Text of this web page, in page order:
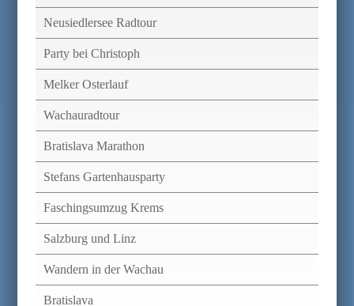
Neusiedlersee Radtour
Party bei Christoph
Melker Osterlauf
Wachauradtour
Bratislava Marathon
Stefans Gartenhausparty
Faschingsumzug Krems
Salzburg und Linz
Wandern in der Wachau
Bratislava